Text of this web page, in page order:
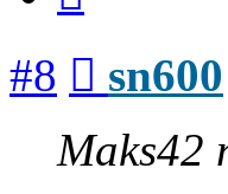
#8 sn600
Maks42